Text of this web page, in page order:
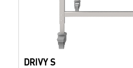
DRIVY S